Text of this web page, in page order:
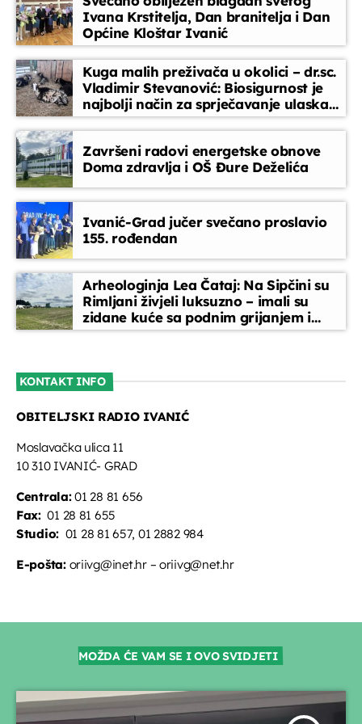
Djeca i mladi na radiju
10:15 - 11:00
Tko, što, zašto?
11:00 - 12:30
Glazbeni blok
12:30 - 13:30
Kronika tjedna
13:30 - 13:50
Ivana Krstitelja, Dan branitelja i Dan
Općine Kloštar Ivanić
Kuga malih preživača u okolici – dr.sc.
Vladimir Stevanović: Biosigurnost je
najbolji način za sprječavanje ulaska
bolesti
Završeni radovi energetske obnove
Doma zdravlja i OŠ Đure Deželića
Ivanić-Grad jučer svečano proslavio
155. rođendan
Arheologinja Lea Čataj: Na Sipčini su
Rimljani živjeli luksuzno – imali su
zidane kuće sa podnim grijanjem i
oslikanim zidovima
KONTAKT INFO
OBITELJSKI RADIO IVANIĆ
Moslavačka ulica 11
10 310 IVANIĆ- GRAD
Centrala:01 28 81 656
Fax:01 28 81 655
Studio: 01 28 81 657, 01 2882 984
E-pošta:oriivg@inet.hr – oriivg@net.hr
MOŽDA ĆE VAM SE I OVO SVIDJETI